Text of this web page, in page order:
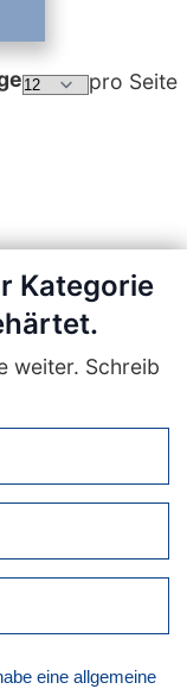
pro Seite
Kategorie
weiter. Schreib
eine allgemeine